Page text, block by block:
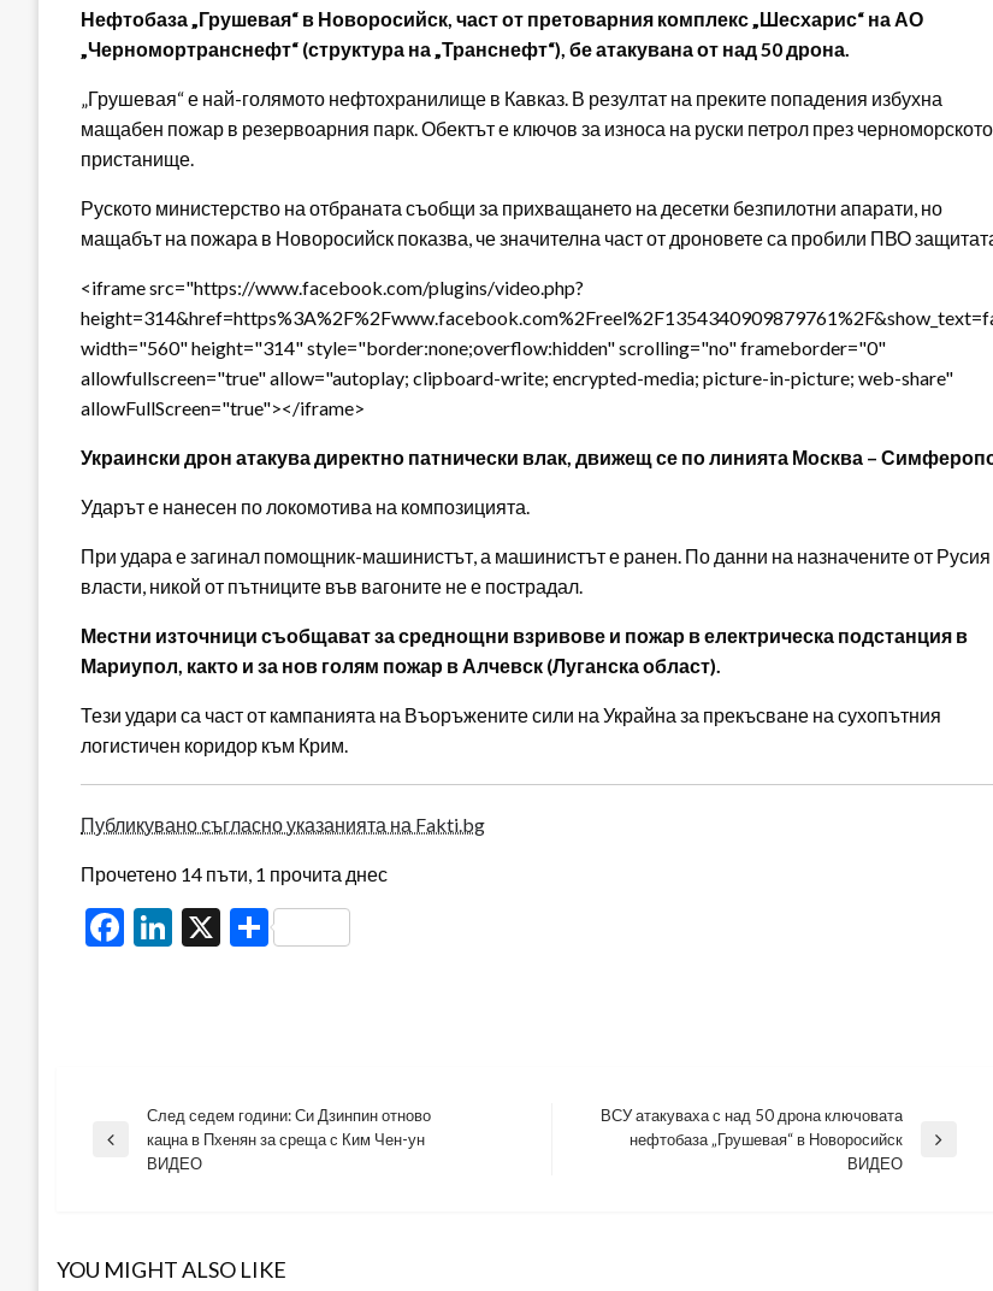
Нефтобаза „Грушевая“ в Новоросийск, част от претоварния комплекс „Шесхарис“ на АО
„Черномортранснефт“ (структура на „Транснефт“), бе атакувана от над 50 дрона.
„Грушевая“ е най-голямото нефтохранилище в Кавказ. В резултат на преките попадения избухна
мащабен пожар в резервоарния парк. Обектът е ключов за износа на руски петрол през черноморското
пристанище.
Руското министерство на отбраната съобщи за прихващането на десетки безпилотни апарати, но
мащабът на пожара в Новоросийск показва, че значителна част от дроновете са пробили ПВО
<iframe src="https://www.facebook.com/plugins/video.php?
width="560" height="314" style="border:none;overflow:hidden" scrolling="no" frameborder="0"
allowfullscreen="true" allow="autoplay; clipboard-write; encrypted-media; picture-in-picture; web-share"
allowFullScreen="true"></iframe>
Украински дрон атакува директно патнически влак, движещ се по линията Москва –
Ударът е нанесен по локомотива на композицията.
При удара е загинал помощник-машинистът, а машинистът е ранен. По данни на назначените от Русия
власти, никой от пътниците във вагоните не е пострадал.
Местни източници съобщават за среднощни взривове и пожар в електрическа подстанция в
Мариупол, както и за нов голям пожар в Алчевск (Луганска област).
Тези удари са част от кампанията на Въоръжените сили на Украйна за прекъсване на сухопътния
логистичен коридор към Крим.
Публикувано съгласно указанията на Fakti.bg
Прочетено 14 пъти, 1 прочита днес
Facebook
LinkedIn
X Share
Навигация
Previous
След седем години: Си Дзинпин отново
кацна в Пхенян за среща с Ким Чен-ун
ВИДЕО
ВСУ атакуваха с над 50 дрона ключовата
нефтобаза „Грушевая“ в Новоросийск
ВИДЕО
YOU MIGHT ALSO LIKE